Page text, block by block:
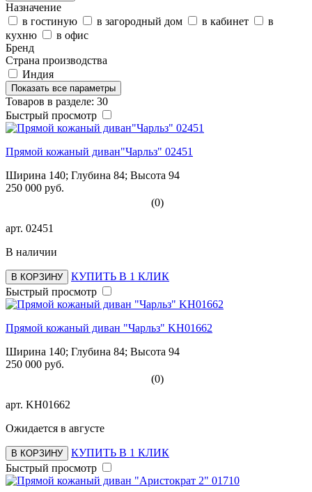
Назначение
в гостиную
в загородный дом в кабинет
в
кухню
в офис
Бренд
Страна производства
Индия
Показать все параметры
Товаров в разделе: 30
Быстрый просмотр
Прямой кожаный диван"Чарльз" 02451
Ширина 140; Глубина 84; Высота 94
250 000 руб.
(0)
арт. 02451
В наличии
В КОРЗИНУ
КУПИТЬ В 1 КЛИК
Быстрый просмотр
Прямой кожаный диван "Чарльз" KH01662
Ширина 140; Глубина 84; Высота 94
250 000 руб.
(0)
арт. KH01662
Ожидается в августе
В КОРЗИНУ
КУПИТЬ В 1 КЛИК
Быстрый просмотр